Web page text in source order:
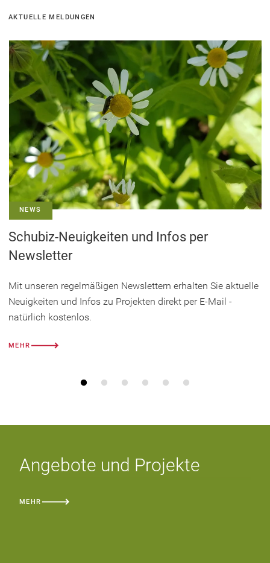
AKTUELLE MELDUNGEN
NEWS
Schubiz-Neuigkeiten und Infos per
Newsletter
Mit unseren regelmäßigen Newslettern erhalten Sie aktuelle
Neuigkeiten und Infos zu Projekten direkt per E-Mail -
natürlich kostenlos.
MEHR
Angebote und Projekte
MEHR